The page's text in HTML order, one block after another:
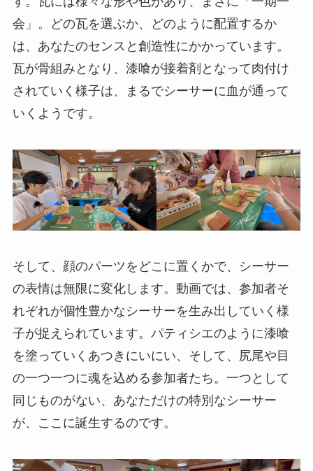
会」。どの瓦を選ぶか、どのように配置するか
は、あなたのセンスと創造性にかかっています。
瓦が骨組みとなり、漆喰が接着剤となって肉付け
されていく様子は、まるでシーサーに血が通って
いくようです。
そして、顔のパーツをどこに置くかで、シーサー
の表情は無限に変化します。動画では、参加者そ
れぞれが個性豊かなシーサーを生み出していく様
子が捉えられています。パティシエのように漆喰
を塗っていくあつきにいにい、そして、尻尾や目
の一つ一つに魂を込める参加者たち。一つとして
同じものがない、あなただけの特別なシーサー
が、ここに誕生するのです。